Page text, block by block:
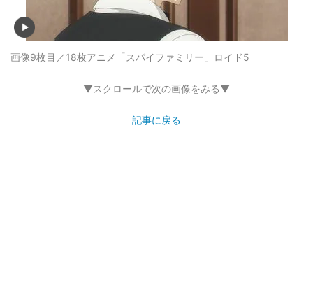
画像9枚目／18枚アニメ「スパイファミリー」ロイド5
▼スクロールで次の画像をみる▼
記事に戻る